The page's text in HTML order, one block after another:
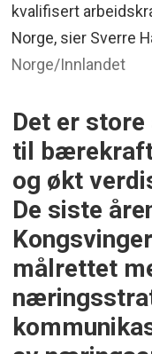
kvalifisert
Norge, sier Sverre
Norge/Innlandet
Det er
til
og økt
De siste
målrettet